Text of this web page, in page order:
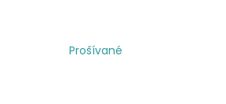
Prošívané